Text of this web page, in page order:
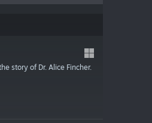
story of Dr. Alice Fincher.